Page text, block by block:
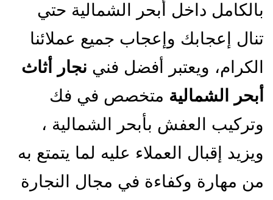
داخل أبحر الشمالية حتي
إعجابك وإعجاب جميع عملائنا
ويعتبر أفضل فني نجار أثاث
الشماليةمتخصص في فك
العفش بأبحر الشمالية ،
إقبال العملاء عليه لما يتمتع به
مهارة وكفاءة في مجال النجارة